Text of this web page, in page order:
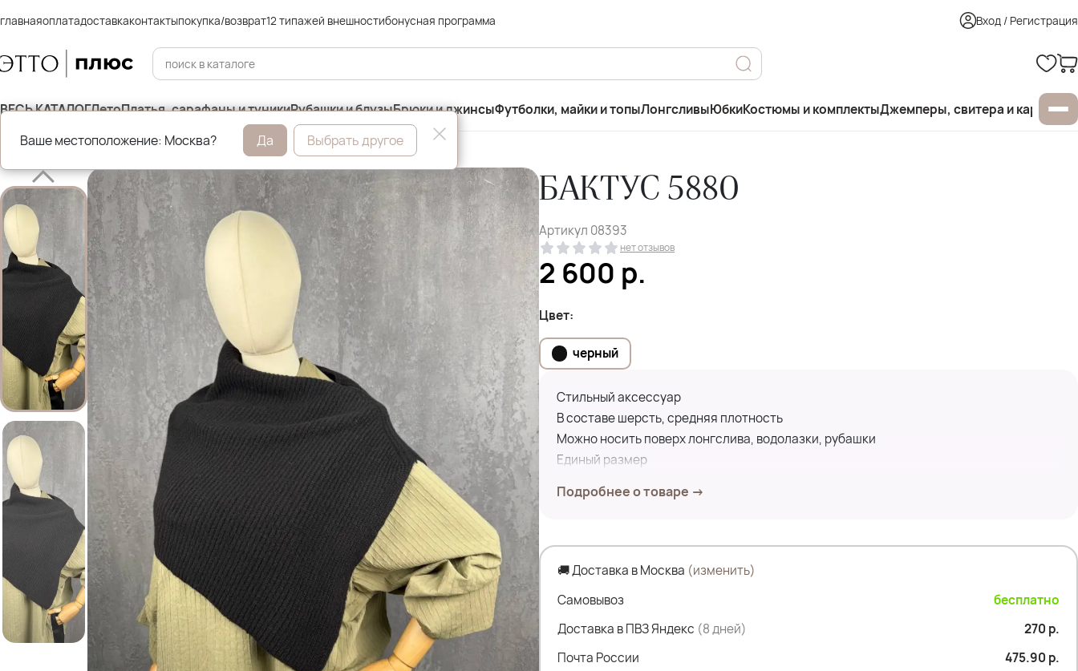
главнаяоплатадоставкаконтактыпокупка/возврат12 типажей внешностибонусная программа Вход / Регистрация
ВЕСЬ КАТАЛОГЛетоПлатья, сарафаны и туникиРубашки и блузыБрюки и джинсыФутболки, майки и топыЛонгсливыЮбкиКостюмы и комплектыДжемперы, свитера и
Главная Аксессуары
БАКТУС 5880
Артикул 08393
нет отзывов
2 600 р.
Цвет:
черный
Стильный аксессуар
В составе шерсть, средняя плотность
Можно носить поверх лонгслива, водолазки, рубашки
Единый размер
Подробнее о товаре →
🚚 Доставка в Москва (изменить)
Самовывоз
бесплатно
Доставка в ПВЗ Яндекс (8 дней)
270 р.
Почта России
475.90 р.
Ваше местоположение: Москва? Да Выбрать другое